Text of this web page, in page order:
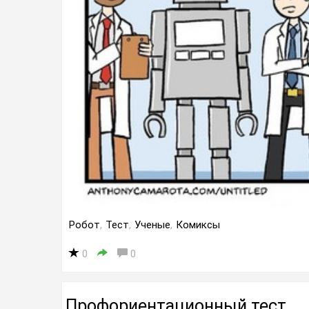
Робот, Тест, Ученые, Комиксы
0 0